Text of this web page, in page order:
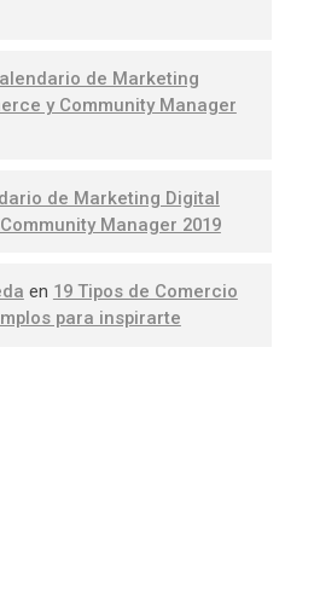
de Marketing
y Community Manager
de Marketing Digital
Manager 2019
en 19 Tipos de Comercio
para inspirarte